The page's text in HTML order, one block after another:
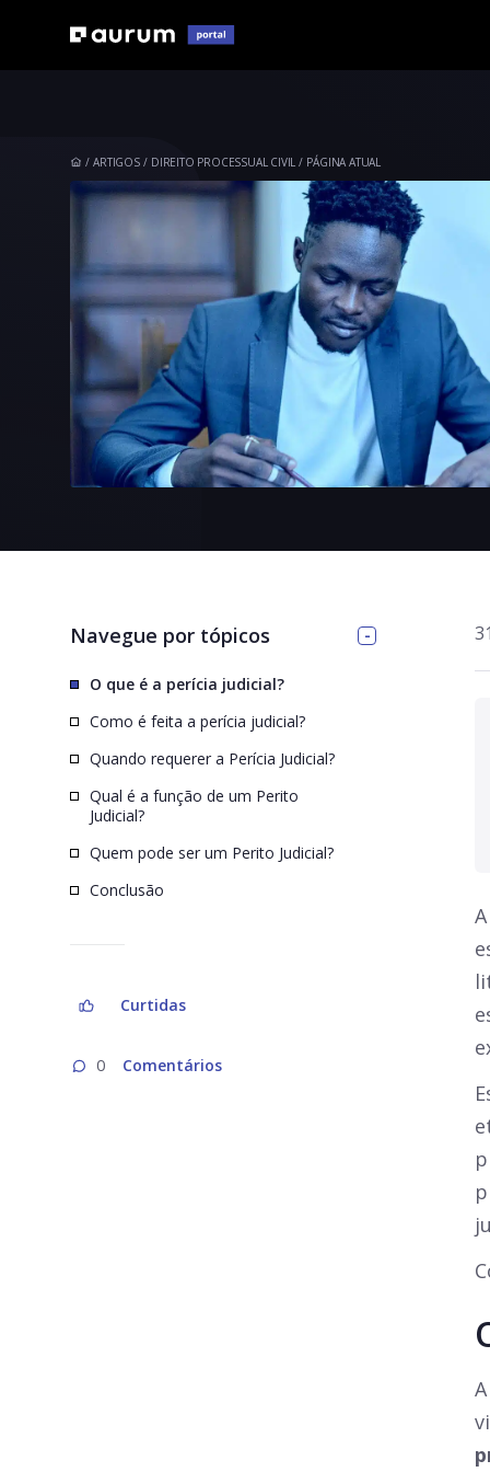
ARTIGOS DIREITO PROCESSUAL CIVIL PÁGINA ATUAL
Navegue por tópicos
O que é a perícia judicial?
Como é feita a perícia judicial?
Quando requerer a Perícia Judicial?
Qual é a função de um Perito
Judicial?
Quem pode ser um Perito Judicial?
Conclusão
Curtidas
0 Comentários